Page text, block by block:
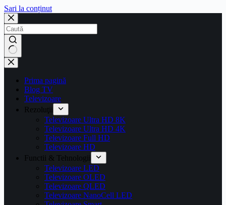
Sari la conținut
Prima pagină
Blog TV
Televizoare
Rezoluţii
Televizoare Ultra HD 8K
Televizoare Ultra HD 4K
Televizoare Full HD
Televizoare HD
Functii & Tehnologii
Televizoare LED
Televizoare OLED
Televizoare QLED
Televizoare NanoCell LED